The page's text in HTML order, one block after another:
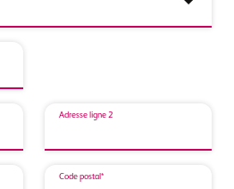
Adresse ligne 2
Code postal*